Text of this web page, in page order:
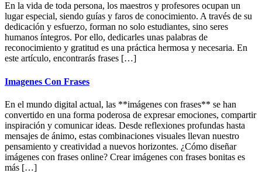
En la vida de toda persona, los maestros y profesores ocupan un
lugar especial, siendo guías y faros de conocimiento. A través de su
dedicación y esfuerzo, forman no solo estudiantes, sino seres
humanos íntegros. Por ello, dedicarles unas palabras de
reconocimiento y gratitud es una práctica hermosa y necesaria. En
este artículo, encontrarás frases […]
Imagenes Con Frases
En el mundo digital actual, las **imágenes con frases** se han
convertido en una forma poderosa de expresar emociones, compartir
inspiración y comunicar ideas. Desde reflexiones profundas hasta
mensajes de ánimo, estas combinaciones visuales llevan nuestro
pensamiento y creatividad a nuevos horizontes. ¿Cómo diseñar
imágenes con frases online? Crear imágenes con frases bonitas es
más […]